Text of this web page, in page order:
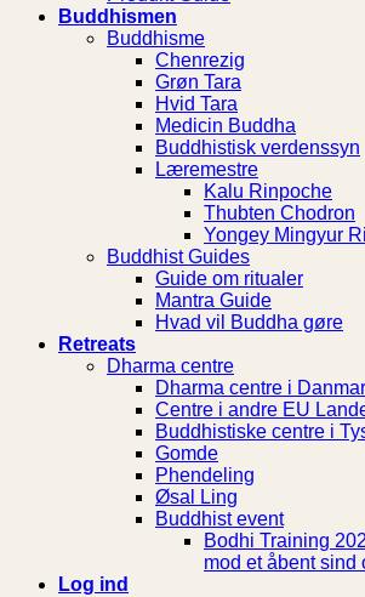
Buddhismen
Buddhisme
Chenrezig
Grøn Tara
Hvid Tara
Medicin Buddha
Buddhistisk verdenssyn
Læremestre
Kalu Rinpoche
Thubten Chodron
Yongey Mingyur
Buddhist Guides
Guide om ritualer
Mantra Guide
Hvad vil Buddha gøre
Retreats
Dharma centre
Dharma centre i
Centre i andre EU
Buddhistiske centre i
Gomde
Phendeling
Øsal Ling
Buddhist event
Bodhi Training
mod et åbent sind
Log ind